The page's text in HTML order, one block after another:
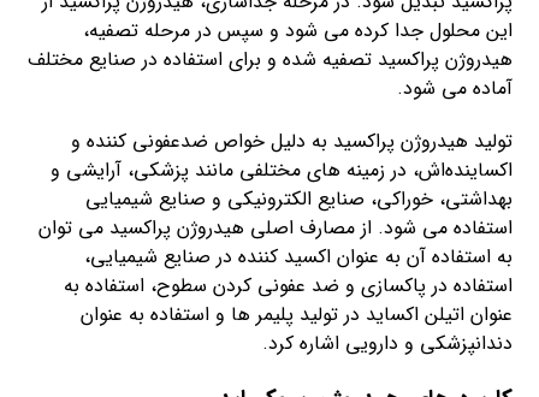
این محلول جدا کرده می شود و سپس در مرحله تصفیه،
هیدروژن پراکسید تصفیه شده و برای استفاده در صنایع مختلف
آماده می شود.
تولید هیدروژن پراکسید به دلیل خواص ضدعفونی کننده و
اکساینده‌اش، در زمینه های مختلفی مانند پزشکی، آرایشی و
بهداشتی، خوراکی، صنایع الکترونیکی و صنایع شیمیایی
استفاده می شود. از مصارف اصلی هیدروژن پراکسید می توان
به استفاده آن به عنوان اکسید کننده در صنایع شیمیایی،
استفاده در پاکسازی و ضد عفونی کردن سطوح، استفاده به
عنوان اتیلن اکساید در تولید پلیمر ها و استفاده به عنوان
دندانپزشکی و دارویی اشاره کرد.